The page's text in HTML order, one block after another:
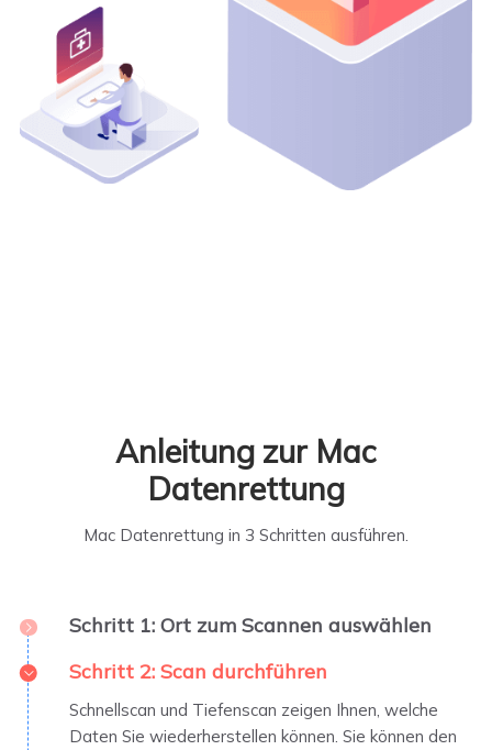
Anleitung zur Mac
Datenrettung
Mac Datenrettung in 3 Schritten ausführen.
Schritt 1: Ort zum Scannen auswählen
Wählen Sie den Speicherort auf dem Mac, von dem
Partitionen werden hier dargestellt.
Schritt 2: Scan durchführen
Schnellscan und Tiefenscan zeigen Ihnen, welche
Daten Sie wiederherstellen können. Sie können den